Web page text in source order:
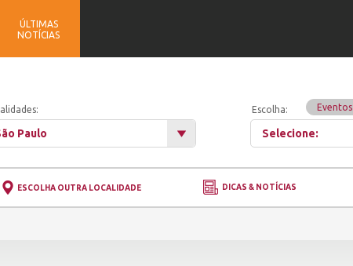
ÚLTIMAS
NOTÍCIAS
Paulo
Escolha: Eventos
Selecione:
ESCOLHA OUTRA LOCALIDADE DICAS & NOTÍCIAS